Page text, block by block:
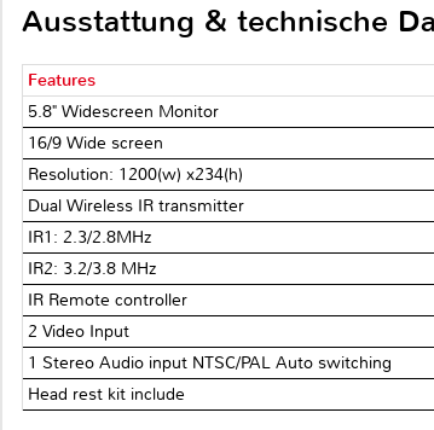
Ausstattung & technische
Features
5.8" Widescreen Monitor
16/9 Wide screen
Resolution: 1200(w) x234(h)
Dual Wireless IR transmitter
IR1: 2.3/2.8MHz
IR2: 3.2/3.8 MHz
IR Remote controller
2 Video Input
1 Stereo Audio input NTSC/PAL Auto switching
Head rest kit include